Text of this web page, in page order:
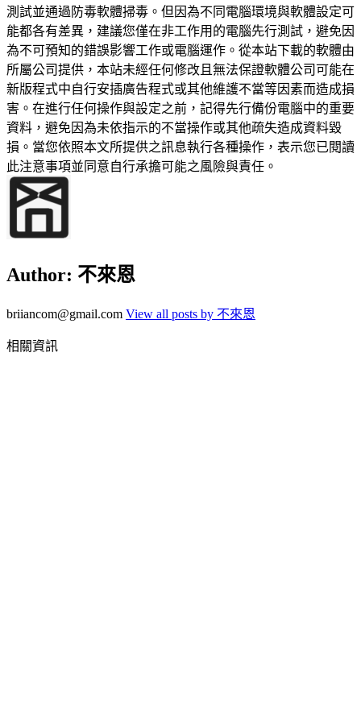
測試並通過防毒軟體掃毒。但因為不同電腦環境與軟體設定可
能都各有差異，建議您僅在非工作用的電腦先行測試，避免因
為不可預知的錯誤影響工作或電腦運作。從本站下載的軟體由
所屬公司提供，本站未經任何修改且無法保證軟體公司可能在
新版程式中自行安插廣告程式或其他維護不當等因素而造成損
害。在進行任何操作與設定之前，記得先行備份電腦中的重要
資料，避免因為未依指示的不當操作或其他疏失造成資料毀
損。當您依照本文所提供之訊息執行各種操作，表示您已閱讀
此注意事項並同意自行承擔可能之風險與責任。
Author: 不來恩
briiancom@gmail.com View all posts by 不來恩
相關資訊